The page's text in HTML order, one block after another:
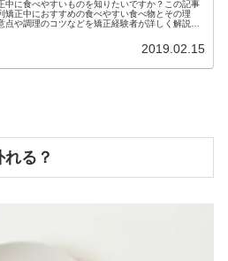
中に食べやすいものを知りたいですか？この記事
矯正中におすすめの食べやすい食べ物とその理
点や調理のコツなどを矯正経験者が詳しく解説し
2019.02.15
る？